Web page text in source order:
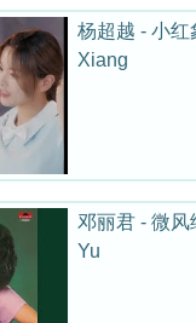
杨超越 - 小
Xiang
邓丽君 - 微
Yu